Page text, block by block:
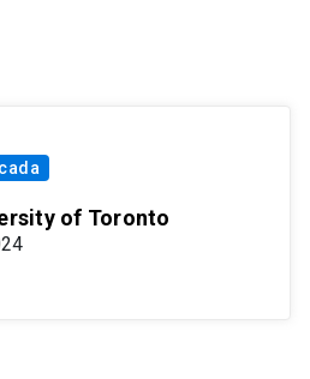
of Toronto